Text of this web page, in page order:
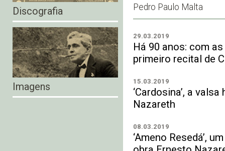
Discografia
Imagens
Pedro Paulo Malta
29.03.2019
Há 90 anos: com
primeiro recital de
15.03.2019
‘Cardosina’, a
Nazareth
08.03.2019
‘Ameno Resedá’,